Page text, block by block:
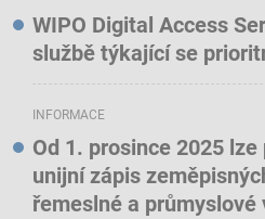
WIPO Digital Access
službě týkající se
INFORMACE
Od 1. prosince 2025
unijní zápis
řemeslné a průmyslové